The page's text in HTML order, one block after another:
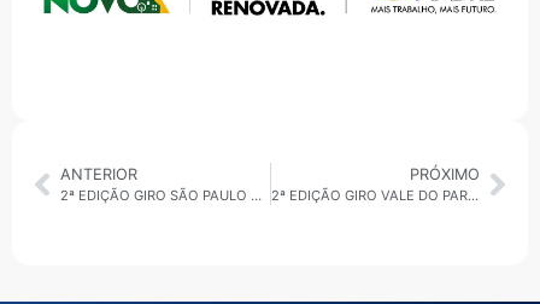
ANTERIOR
2ª EDIÇÃO GIRO SÃO PAULO 26/02/2026: DEMISSÕES E NOVA SEDE ADMINISTRATIVA DO GOVERNO ESTADUAL
PRÓXIMO
2ª EDIÇÃO GIRO VALE DO PARAÍBA 26/02/2026: TURISMO RURAL